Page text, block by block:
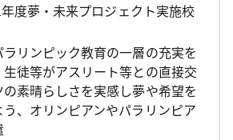
度夢・未来プロジェクト実施校
リンピック教育の一層の充実を
徒等がアスリート等との直接交
素晴らしさを実感し夢や希望を
、オリンピアンやパラリンピア